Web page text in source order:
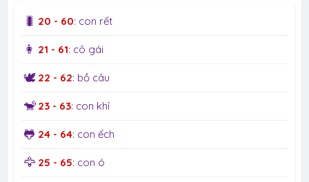
🐛 20 - 60: con rết
👩 21 - 61: cô gái
🕊️ 22 - 62: bồ câu
🐒 23 - 63: con khỉ
🐸 24 - 64: con ếch
🦅 25 - 65: con ó